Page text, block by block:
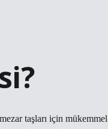
taşları için mükemmel